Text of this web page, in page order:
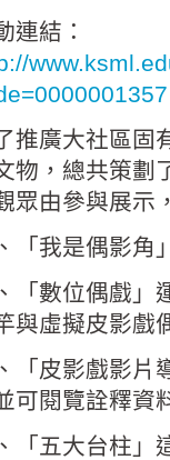
連結：
推廣大社區固
物，總共策劃
眾由參與展示
「我是偶影角
「數位偶戲」
與虛擬皮影戲
「皮影戲影片
可閱覽詮釋資
「五大台柱」